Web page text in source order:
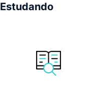
Estudando